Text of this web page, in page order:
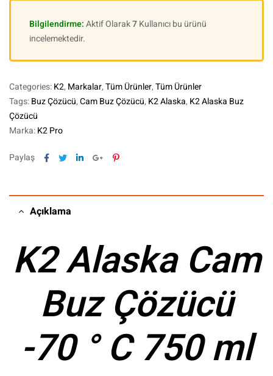
Bilgilendirme:Aktif Olarak7Kullanıcı bu ürünü
incelemektedir.
Categories:K2, Markalar,Tüm Ürünler,Tüm Ürünler
Tags:Buz Çözücü,Cam Buz Çözücü, K2 Alaska, K2 Alaska Buz
Çözücü
Marka:K2 Pro
Paylaş Facebook
TwitterLinkedinGoogle+Pinterest
Açıklama
K2 Alaska Cam
Buz Çözücü
-70 ° C 750 ml